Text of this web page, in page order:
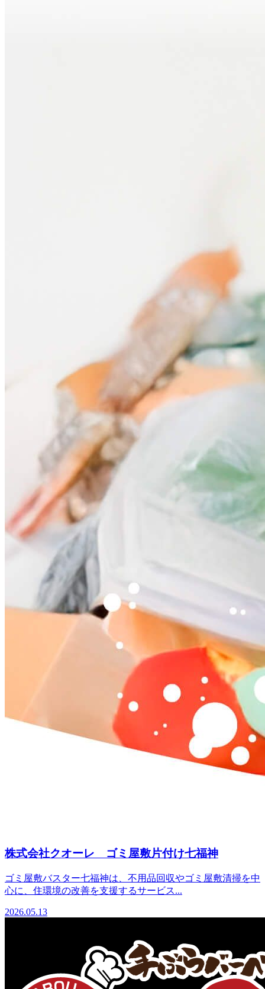
株式会社クオーレ ゴミ屋敷片付け七福神
ゴミ屋敷バスター七福神は、不用品回収やゴミ屋敷清掃を中
心に、住環境の改善を支援するサービス...
2026.05.13